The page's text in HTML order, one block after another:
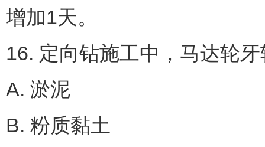
增加1天。
16. 定向钻施工中，马达轮
A. 淤泥
B. 粉质黏土